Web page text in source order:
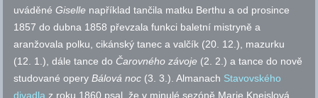
uváděnéGiselle například tančila matku Berthu a od prosince
1857 do dubna 1858 převzala funkci baletní mistryně a
aranžovala polku, cikánský tanec a valčík (20. 12.), mazurku
(12. 1.), dále tance do Čarovného závoje (2. 2.) a tance do nově
studované operyBálová noc (3. 3.). Almanach Stavovského
divadla z roku 1860 psal, že v minulé sezóně Marie Kneislová